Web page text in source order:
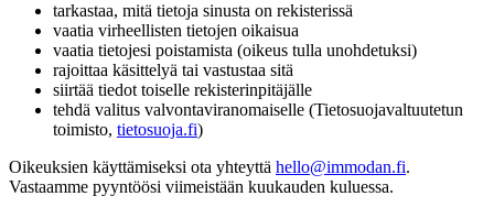
tarkastaa, mitä tietoja sinusta on rekisterissä
vaatia virheellisten tietojen oikaisua
vaatia tietojesi poistamista (oikeus tulla unohdetuksi)
rajoittaa käsittelyä tai vastustaa sitä
siirtää tiedot toiselle rekisterinpitäjälle
tehdä valitus valvontaviranomaiselle (Tietosuojavaltuutetun
toimisto, tietosuoja.fi)
Oikeuksien käyttämiseksi ota yhteyttä hello@immodan.fi.
Vastaamme pyyntöösi viimeistään kuukauden kuluessa.